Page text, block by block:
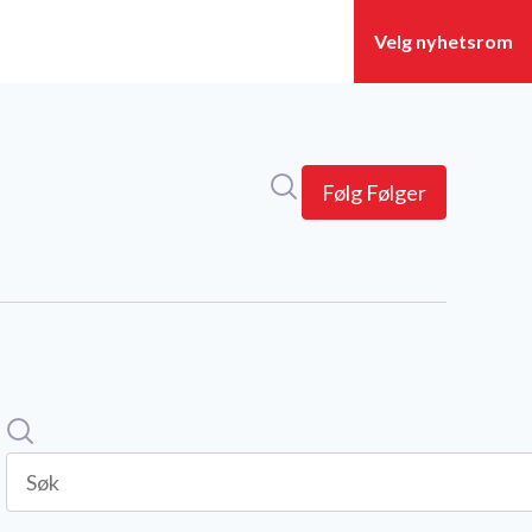
Følg Følger
Søk
Søk